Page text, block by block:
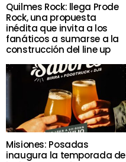
Quilmes Rock: llega Prode
Rock, una propuesta
inédita que invita a los
fanáticos a sumarse a la
construcción del line up
Misiones: Posadas
inaugura la temporada de